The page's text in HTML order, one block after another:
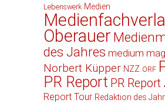
Lebenswerk Medien
Oberauer
des Jahres medium
Norbert Küpper NZZ ORF
PR Report PR
Report Tour Redaktion des